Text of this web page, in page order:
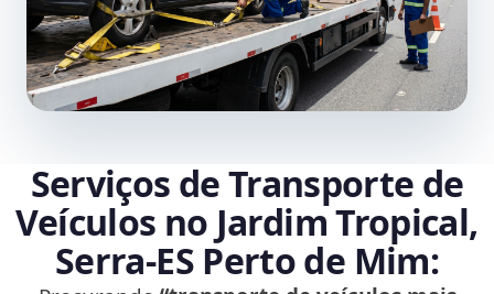
Serviços de Transporte de
Veículos no Jardim Tropical,
Serra‑ES Perto de Mim: